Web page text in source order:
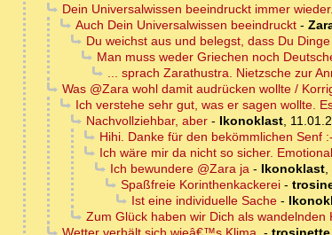
Dein Universalwissen beeindruckt immer
Auch Dein Universalwissen beeindruckt-
Du weichst aus und belegst, dass Du
Man muss weder Griechen noch
... sprach Zarathustra. Nietzsche zur
Was @Zara wohl damit audrücken wollte /
Ich verstehe sehr gut, was er sagen wollte.
Nachvollziehbar, aber- Ikonoklast,
Hihi. Danke für den bekömmlichen Senf
Ich wäre mir da nicht so sicher.
Ich bewundere @Zara ja- Ikonoklast,
Spaßfreie Korinthenkackerei-
Ist eine individuelle Sache-
Zum Glück haben wir Dich als wandelnden